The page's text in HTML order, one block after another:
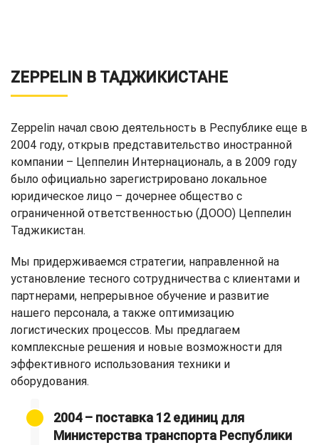
ZEPPELIN В ТАДЖИКИСТАНЕ
Zeppelin начал свою деятельность в Республике еще в
2004 году, открыв представительство иностранной
компании – Цеппелин Интернациональ, а в 2009 году
было официально зарегистрировано локальное
юридическое лицо – дочернее общество с
ограниченной ответственностью (ДООО) Цеппелин
Таджикистан.
Мы придерживаемся стратегии, направленной на
установление тесного сотрудничества с клиентами и
партнерами, непрерывное обучение и развитие
нашего персонала, а также оптимизацию
логистических процессов. Мы предлагаем
комплексные решения и новые возможности для
эффективного использования техники и
оборудования.
2004 – поставка 12 единиц для
Министерства транспорта Республики